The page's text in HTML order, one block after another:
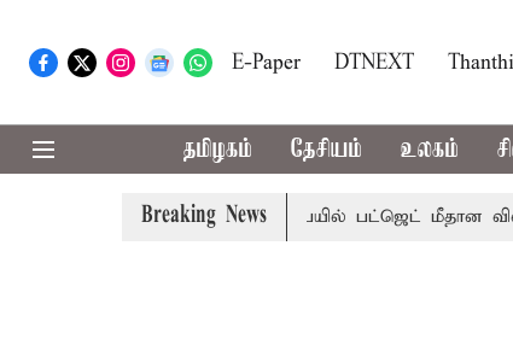
E-Paper DTNEXT
தமிழகம் தேசியம் உலகம்
Breaking News
சட்டசபையில் பட்ஜெட் மீதான விவாதம்